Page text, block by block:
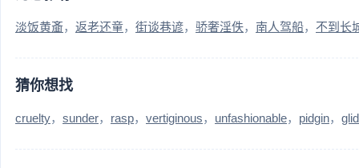
淡饭黄齑 返老还童 街谈巷谚 骄奢淫佚 南人驾船 不到长
猜你想找
cruelty sunder rasp vertiginous unfashionable pidgin